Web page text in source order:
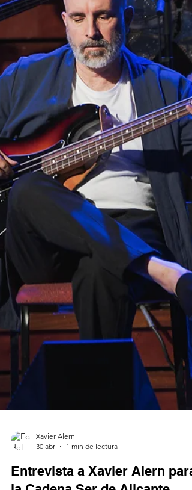
Álvarez y Manu Herrera, que volvieron a colaborar
con nosotros, así c